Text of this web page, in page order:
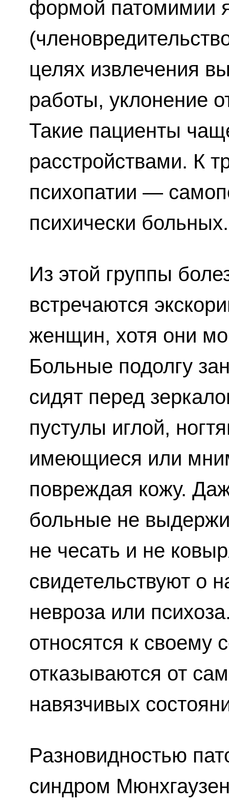
формой патомимии
целях извлечения
работы, уклонение
Такие пациенты
расстройствами. К
психопатии —
психически больных.
Из этой группы
встречаются
женщин, хотя они
Больные подолгу
сидят перед
пустулы иглой,
имеющиеся или
повреждая кожу.
больные не
не чесать и не
свидетельствуют о
невроза или
относятся к своему
отказываются от
навязчивых
Разновидностью
синдром